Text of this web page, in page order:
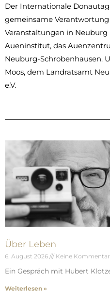
Der Internationale
gemeinsame
Veranstaltungen in
Aueninstitut, das
Neuburg-Schrobenhausen.
Moos, dem Landratsamt
e.V.
Über Leben
6. August 2026 Keine
Ein Gespräch mit Hubert
Weiterlesen »